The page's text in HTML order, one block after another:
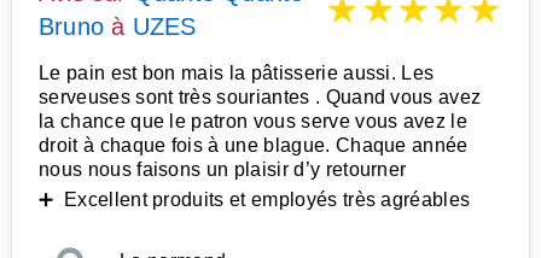
Bruno à UZES ★★★★★
Le pain est bon mais la pâtisserie aussi. Les
serveuses sont très souriantes . Quand vous avez
la chance que le patron vous serve vous avez le
droit à chaque fois à une blague. Chaque année
nous nous faisons un plaisir d’y retourner
➕ Excellent produits et employés très agréables